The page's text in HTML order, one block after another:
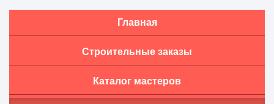
Главная
Строительные заказы
Каталог мастеров